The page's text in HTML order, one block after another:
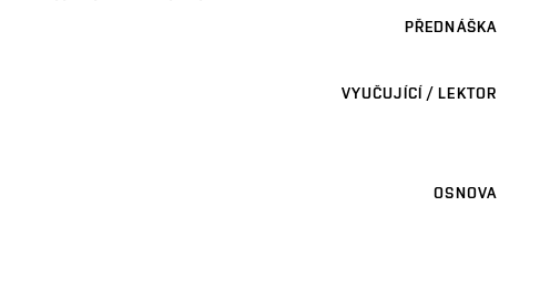
PŘEDNÁŠKA
VYUČUJÍCÍ / LEKTOR
OSNOVA